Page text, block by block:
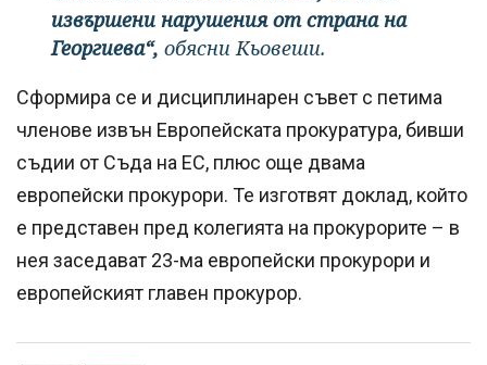
извършени нарушения от страна на
Георгиева“, обясни Кьовеши.
Сформира се и дисциплинарен съвет с петима
членове извън Европейската прокуратура, бивши
съдии от Съда на ЕС, плюс още двама
европейски прокурори. Те изготвят доклад, който
е представен пред колегията на прокурорите – в
нея заседават 23-ма европейски прокурори и
европейският главен прокурор.